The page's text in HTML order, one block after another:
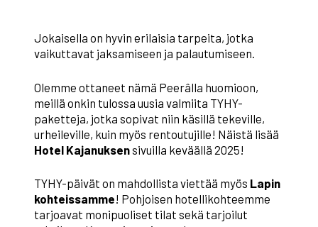
Jokaisella on hyvin erilaisia tarpeita, jotka
vaikuttavat jaksamiseen ja palautumiseen.
Olemme ottaneet nämä Peerâlla huomioon,
meillä onkin tulossa uusia valmiita TYHY-
paketteja, jotka sopivat niin käsillä tekeville,
urheileville, kuin myös rentoutujille! Näistä lisää
Hotel Kajanuksensivuilla keväällä 2025!
TYHY-päivät on mahdollista viettää myös Lapin
kohteissamme! Pohjoisen hotellikohteemme
tarjoavat monipuoliset tilat sekä tarjoilut